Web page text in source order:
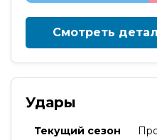
Смотреть
Удары
Текущий сезон